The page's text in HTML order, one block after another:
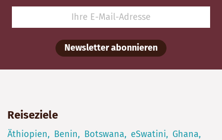
Newsletter abonnieren
Reiseziele
Äthiopien Benin Botswana eSwatini
Ghana